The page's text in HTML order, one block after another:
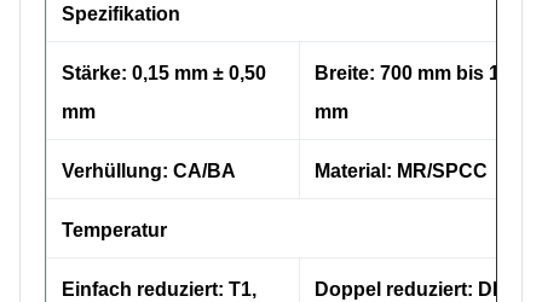
Spezifikation
Stärke: 0,15 mm ± 0,50
mm
Breite: 700 mm bis 1050
mm
Verhüllung: CA/BA Material: MR/SPCC
Temperatur
Einfach reduziert: T1,
Doppel reduziert: DR8,